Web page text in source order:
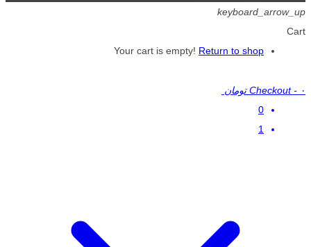
keyboard_arrow_up
Cart
Your cart is empty! Return to shop
Checkout - ۰ تومان
0
1